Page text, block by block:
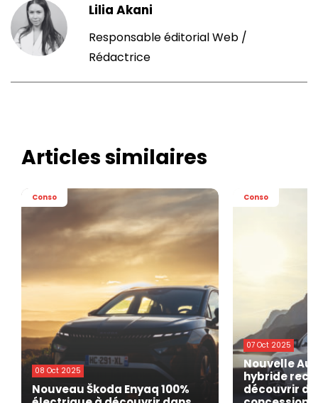
Lilia Akani
Responsable éditorial Web /
Rédactrice
Articles similaires
Conso
08 Oct 2025
Nouveau Škoda Enyaq 100%
Conso
07 Oct 2025
Nouvelle
hybride
découvrir